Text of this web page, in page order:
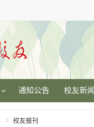
通知公告 校友新闻
校友报刊